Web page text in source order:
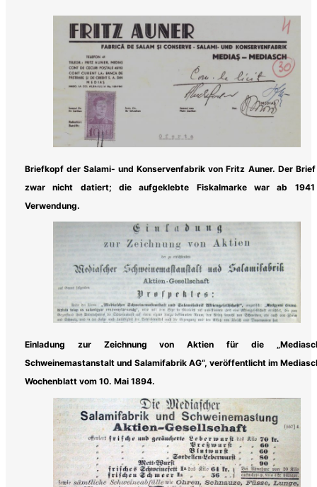
Briefkopf der Salami- und Konservenfabrik von Fritz Auner. Der
zwar nicht datiert; die aufgeklebte Fiskalmarke war ab
Verwendung.
Einladung zur Zeichnung von Aktien für die
Schweinemastanstalt und Salamifabrik AG“, veröffentlicht im
Wochenblatt vom 10. Mai 1894.